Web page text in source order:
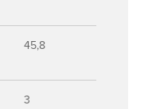
45,8
3